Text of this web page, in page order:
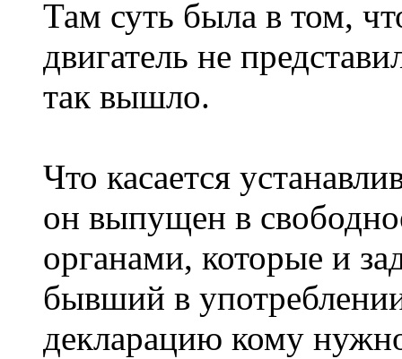
Там суть была в том,
двигатель не
так вышло.
Что касается
он выпущен в
органами, которые и
бывший в
декларацию кому